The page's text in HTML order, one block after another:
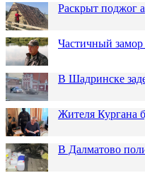
Раскрыт поджог
Частичный
В Шадринске
Жителя Кургана
В Далматово